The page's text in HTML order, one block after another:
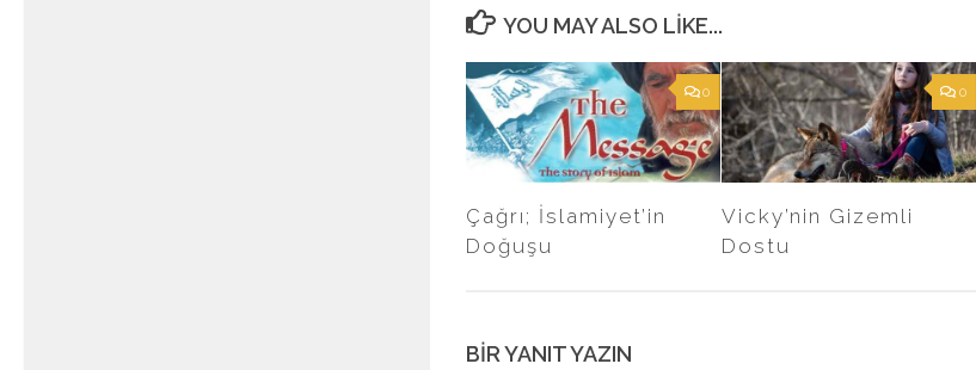
YOU MAY ALSO LIKE...
0
Çağrı; İslamiyet’in
Doğuşu
0
Vicky’nin Gizemli
Dostu
BIR YANIT YAZIN